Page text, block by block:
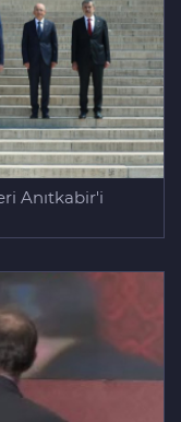
Anıtkabir'i